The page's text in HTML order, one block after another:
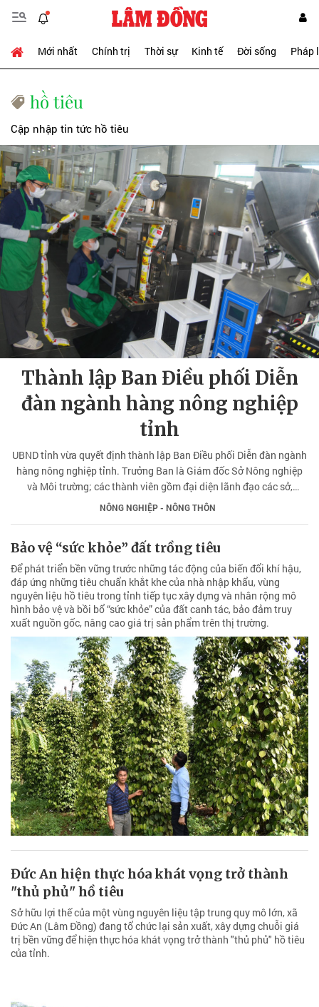
Mới nhất Chính trị Thời sự Kinh tế Đời sống Pháp
hồ tiêu
Cập nhập tin tức hồ tiêu
Thành lập Ban Điều phối Diễn
đàn ngành hàng nông nghiệp
tỉnh
UBND tỉnh vừa quyết định thành lập Ban Điều phối Diễn đàn ngành
hàng nông nghiệp tỉnh. Trưởng Ban là Giám đốc Sở Nông nghiệp
và Môi trường; các thành viên gồm đại diện lãnh đạo các sở,
ngành, cơ quan, đơn vị, doanh nghiệp, hợp tác xã, hiệp hội ngành
hàng và tổ chức liên quan, địa phương có vùng sản xuất trọng
NÔNG NGHIỆP - NÔNG THÔN
Bảo vệ “sức khỏe” đất trồng tiêu
Để phát triển bền vững trước những tác động của biến đổi khí hậu,
đáp ứng những tiêu chuẩn khắt khe của nhà nhập khẩu, vùng
nguyên liệu hồ tiêu trong tỉnh tiếp tục xây dựng và nhân rộng mô
hình bảo vệ và bồi bổ “sức khỏe” của đất canh tác, bảo đảm truy
xuất nguồn gốc, nâng cao giá trị sản phẩm trên thị trường.
Đức An hiện thực hóa khát vọng trở thành
"thủ phủ" hồ tiêu
Sở hữu lợi thế của một vùng nguyên liệu tập trung quy mô lớn, xã
Đức An (Lâm Đồng) đang tổ chức lại sản xuất, xây dựng chuỗi giá
trị bền vững để hiện thực hóa khát vọng trở thành "thủ phủ" hồ tiêu
của tỉnh.